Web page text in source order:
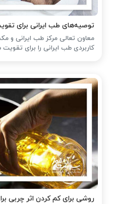
توصیه‌های طب ایرانی برای
معاون تعالی مرکز طب ایرانی و
کاربردی طب ایرانی را برای
روشی برای کم کردن اثر چربی